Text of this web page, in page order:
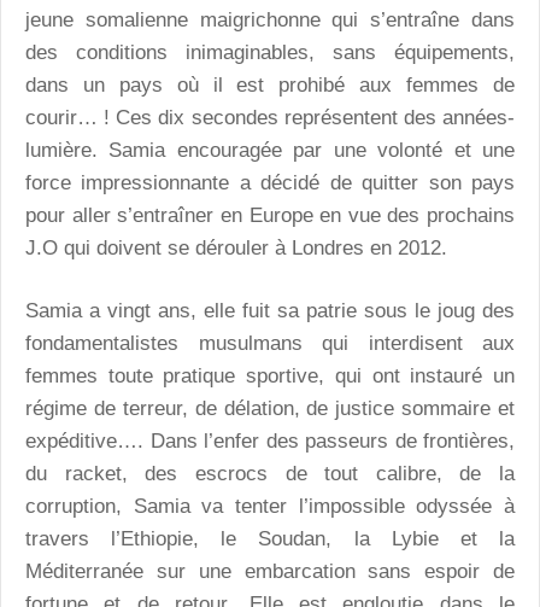
jeune somalienne maigrichonne qui s’entraîne dans
des conditions inimaginables, sans équipements,
dans un pays où il est prohibé aux femmes de
courir… ! Ces dix secondes représentent des années-
lumière. Samia encouragée par une volonté et une
force impressionnante a décidé de quitter son pays
pour aller s’entraîner en Europe en vue des prochains
J.O qui doivent se dérouler à Londres en 2012.
Samia a vingt ans, elle fuit sa patrie sous le joug des
fondamentalistes musulmans qui interdisent aux
femmes toute pratique sportive, qui ont instauré un
régime de terreur, de délation, de justice sommaire et
expéditive…. Dans l’enfer des passeurs de frontières,
du racket, des escrocs de tout calibre, de la
corruption, Samia va tenter l’impossible odyssée à
travers l’Ethiopie, le Soudan, la Lybie et la
Méditerranée sur une embarcation sans espoir de